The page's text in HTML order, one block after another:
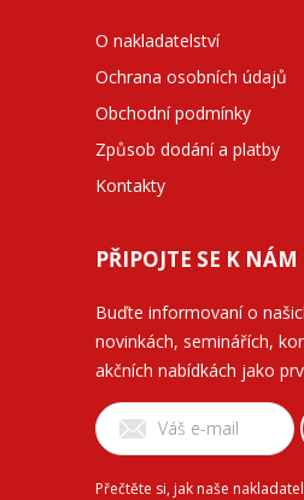
O nakladatelství
Ochrana osobních údajů
Obchodní podmínky
Způsob dodání a platby
Kontakty
PŘIPOJTE SE K NÁM
Buďte informovaní o
novinkách, seminářích,
akčních nabídkách jako
Přečtěte si, jak naše